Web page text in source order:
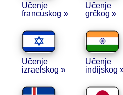
Učenje
francuskog »
Učenje
grčkog »
Učenje
izraelskog »
Učenje
indijskog